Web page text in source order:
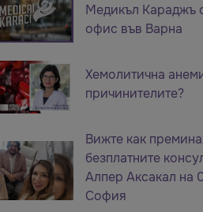
Медикъл Караджъ
офис във Варна
Хемолитична
причинителите?
Вижте как
безплатните
Алпер Аксакал на
София